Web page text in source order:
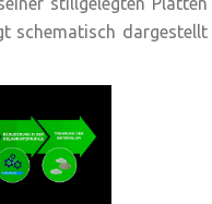
schematisch dargestellt